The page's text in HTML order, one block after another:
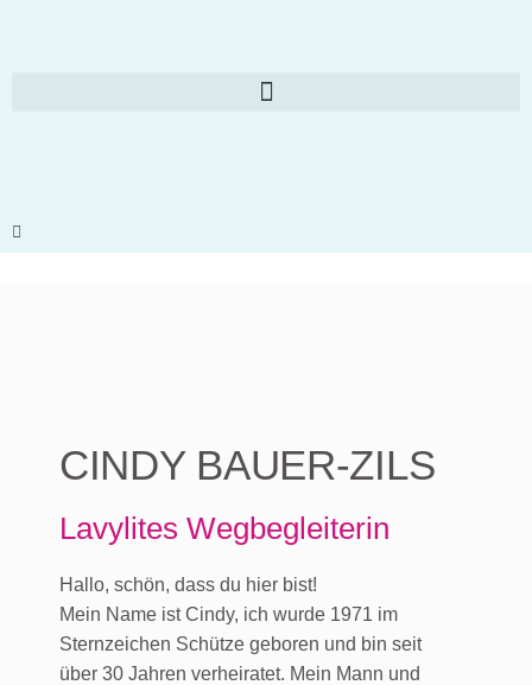
CINDY BAUER-ZILS
Lavylites Wegbegleiterin
Hallo, schön, dass du hier bist!
Mein Name ist Cindy, ich wurde 1971 im
Sternzeichen Schütze geboren und bin seit
über 30 Jahren verheiratet. Mein Mann und